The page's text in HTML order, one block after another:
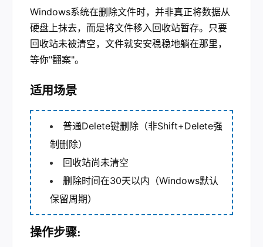
Windows系统在删除文件时，并非真正将数据从
硬盘上抹去，而是将文件移入回收站暂存。只要
回收站未被清空，文件就安安稳稳地躺在那里，
等你"翻案"。
适用场景
普通Delete键删除（非Shift+Delete强
制删除）
回收站尚未清空
删除时间在30天以内（Windows默认
保留周期）
操作步骤: